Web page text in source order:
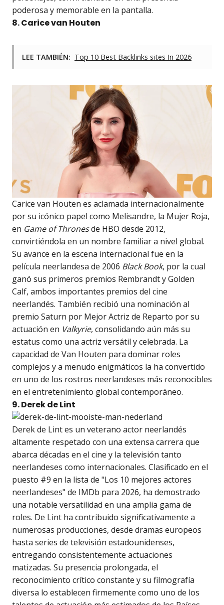
poderosa y memorable en la pantalla.
8. Carice van Houten
LEE TAMBIÉN: Top 10 Best Backlinks sites In 2026
Carice van Houten es aclamada internacionalmente
por su icónico papel como Melisandre, la Mujer Roja,
en Game of Thronesde HBO desde 2012,
convirtiéndola en un nombre familiar a nivel global.
Su avance en la escena internacional fue en la
película neerlandesa de 2006 Black Book, por la cual
ganó sus primeros premios Rembrandt y Golden
Calf, ambos importantes premios del cine
neerlandés. También recibió una nominación al
premio Saturn por Mejor Actriz de Reparto por su
actuación en Valkyrie, consolidando aún más su
estatus como una actriz versátil y celebrada. La
capacidad de Van Houten para dominar roles
complejos y a menudo enigmáticos la ha convertido
en uno de los rostros neerlandeses más reconocibles
en el entretenimiento global contemporáneo.
9. Derek de Lint
Derek de Lint es un veterano actor neerlandés
altamente respetado con una extensa carrera que
abarca décadas en el cine y la televisión tanto
neerlandeses como internacionales. Clasificado en el
puesto #9 en la lista de "Los 10 mejores actores
neerlandeses" de IMDb para 2026, ha demostrado
una notable versatilidad en una amplia gama de
roles. De Lint ha contribuido significativamente a
numerosas producciones, desde dramas europeos
hasta series de televisión estadounidenses,
entregando consistentemente actuaciones
matizadas. Su presencia prolongada, el
reconocimiento crítico constante y su filmografía
diversa lo establecen firmemente como uno de los